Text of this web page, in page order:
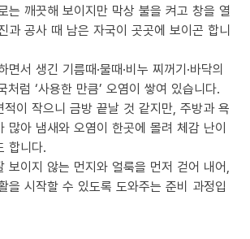
는 깨끗해 보이지만 막상 불을 켜고 창을 열
과 공사 때 남은 자국이 곳곳에 보이곤 합니
서 생긴 기름때·물때·비누 찌꺼기·바닥의
처럼 ‘사용한 만큼’ 오염이 쌓여 있습니다.
적이 작으니 금방 끝날 것 같지만, 주방과 욕
많아 냄새와 오염이 한곳에 몰려 체감 난이
합니다.
보이지 않는 먼지와 얼룩을 먼저 걷어 내어,
을 시작할 수 있도록 도와주는 준비 과정입